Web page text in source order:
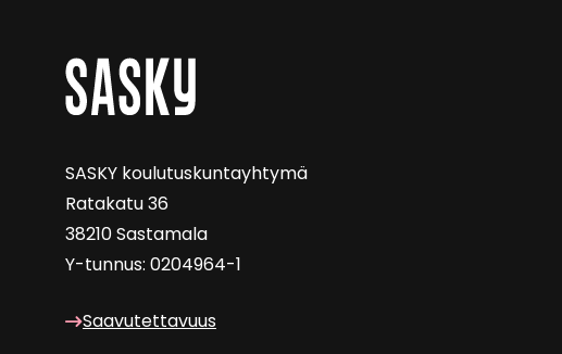
SASKY kou­lu­tus­kun­tayh­ty­mä
Ra­ta­ka­tu 36
38210 Sas­ta­ma­la
Y-​tunnus: 0204964-1
Saa­vu­tet­ta­vuus